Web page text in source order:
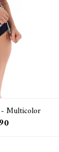
Multicolor